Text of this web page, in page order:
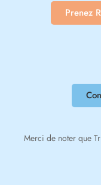
Prenez
Merci de noter que